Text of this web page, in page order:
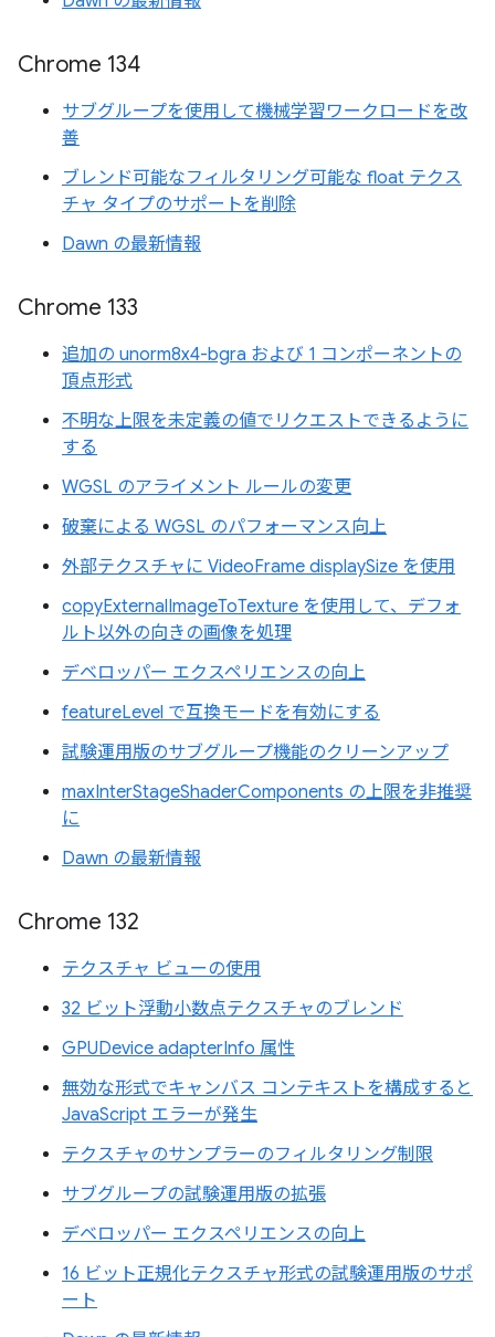
Chrome 134
サブグループを使用して機械学習ワークロードを改
善
ブレンド可能なフィルタリング可能な float テクス
チャ タイプのサポートを削除
Dawn の最新情報
Chrome 133
追加の unorm8x4-bgra および 1 コンポーネントの
頂点形式
不明な上限を未定義の値でリクエストできるように
する
WGSL のアライメント ルールの変更
破棄による WGSL のパフォーマンス向上
外部テクスチャに VideoFrame displaySize を使用
copyExternalImageToTexture を使用して、デフォ
ルト以外の向きの画像を処理
デベロッパー エクスペリエンスの向上
featureLevel で互換モードを有効にする
試験運用版のサブグループ機能のクリーンアップ
maxInterStageShaderComponents の上限を非推奨
に
Dawn の最新情報
Chrome 132
テクスチャ ビューの使用
32 ビット浮動小数点テクスチャのブレンド
GPUDevice adapterInfo 属性
無効な形式でキャンバス コンテキストを構成すると
JavaScript エラーが発生
テクスチャのサンプラーのフィルタリング制限
サブグループの試験運用版の拡張
デベロッパー エクスペリエンスの向上
16 ビット正規化テクスチャ形式の試験運用版のサポ
ート